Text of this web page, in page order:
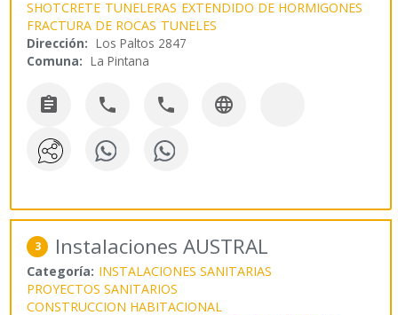
SHOTCRETE TUNELERAS EXTENDIDO DE HORMIGONES
FRACTURA DE ROCAS TUNELES
Dirección: Los Paltos 2847
Comuna: La Pintana
   
3 Instalaciones AUSTRAL
Categoría: INSTALACIONES SANITARIAS
PROYECTOS SANITARIOS
CONSTRUCCION HABITACIONAL